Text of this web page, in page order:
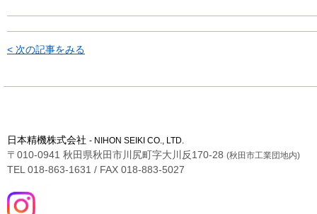
< 次の記事をみる
日本精機株式会社 - NIHON SEIKI CO., LTD.
〒010-0941 秋田県秋田市川尻町字大川反170-28 (秋田市工業団地内)
TEL 018-863-1631 / FAX 018-883-5027